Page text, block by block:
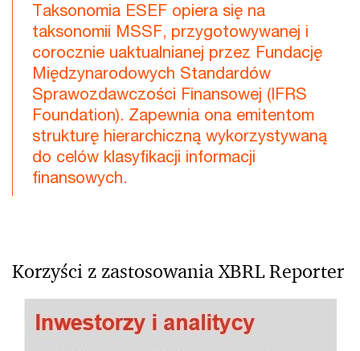
Taksonomia ESEF opiera się na
taksonomii MSSF, przygotowywanej i
corocznie uaktualnianej przez Fundację
Międzynarodowych Standardów
Sprawozdawczości Finansowej (IFRS
Foundation). Zapewnia ona emitentom
strukturę hierarchiczną wykorzystywaną
do celów klasyfikacji informacji
finansowych.
Korzyści z zastosowania XBRL Reporter